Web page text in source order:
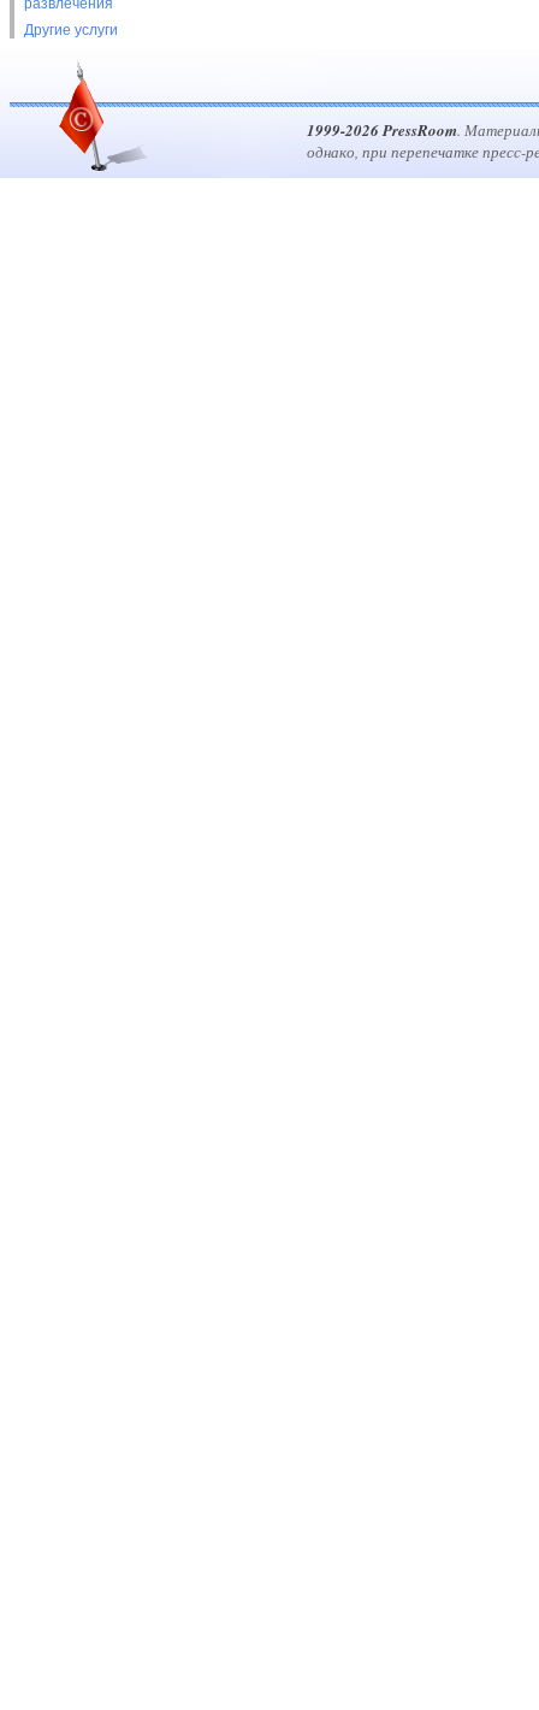
развлечения
Другие услуги
1999-2026 PressRoom.
однако, при перепечатке пресс-